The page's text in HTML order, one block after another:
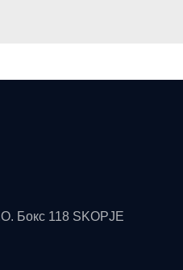
Бокс 118 SKOPJE